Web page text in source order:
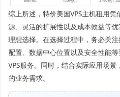
综上所述，特价美国VPS主机租用
源、灵活的扩展性以及成本效益等
理想选择。在选择过程中，务必关
配置、数据中心位置以及安全性能
VPS服务。同时，结合实际应用场景
的业务需求。